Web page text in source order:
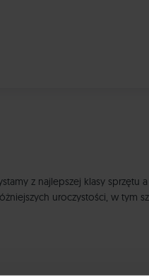
z najlepszej klasy sprzętu
uroczystości, w tym